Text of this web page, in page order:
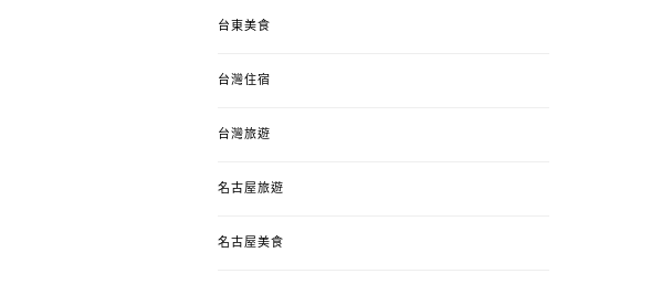
台東美食
台灣住宿
台灣旅遊
名古屋旅遊
名古屋美食